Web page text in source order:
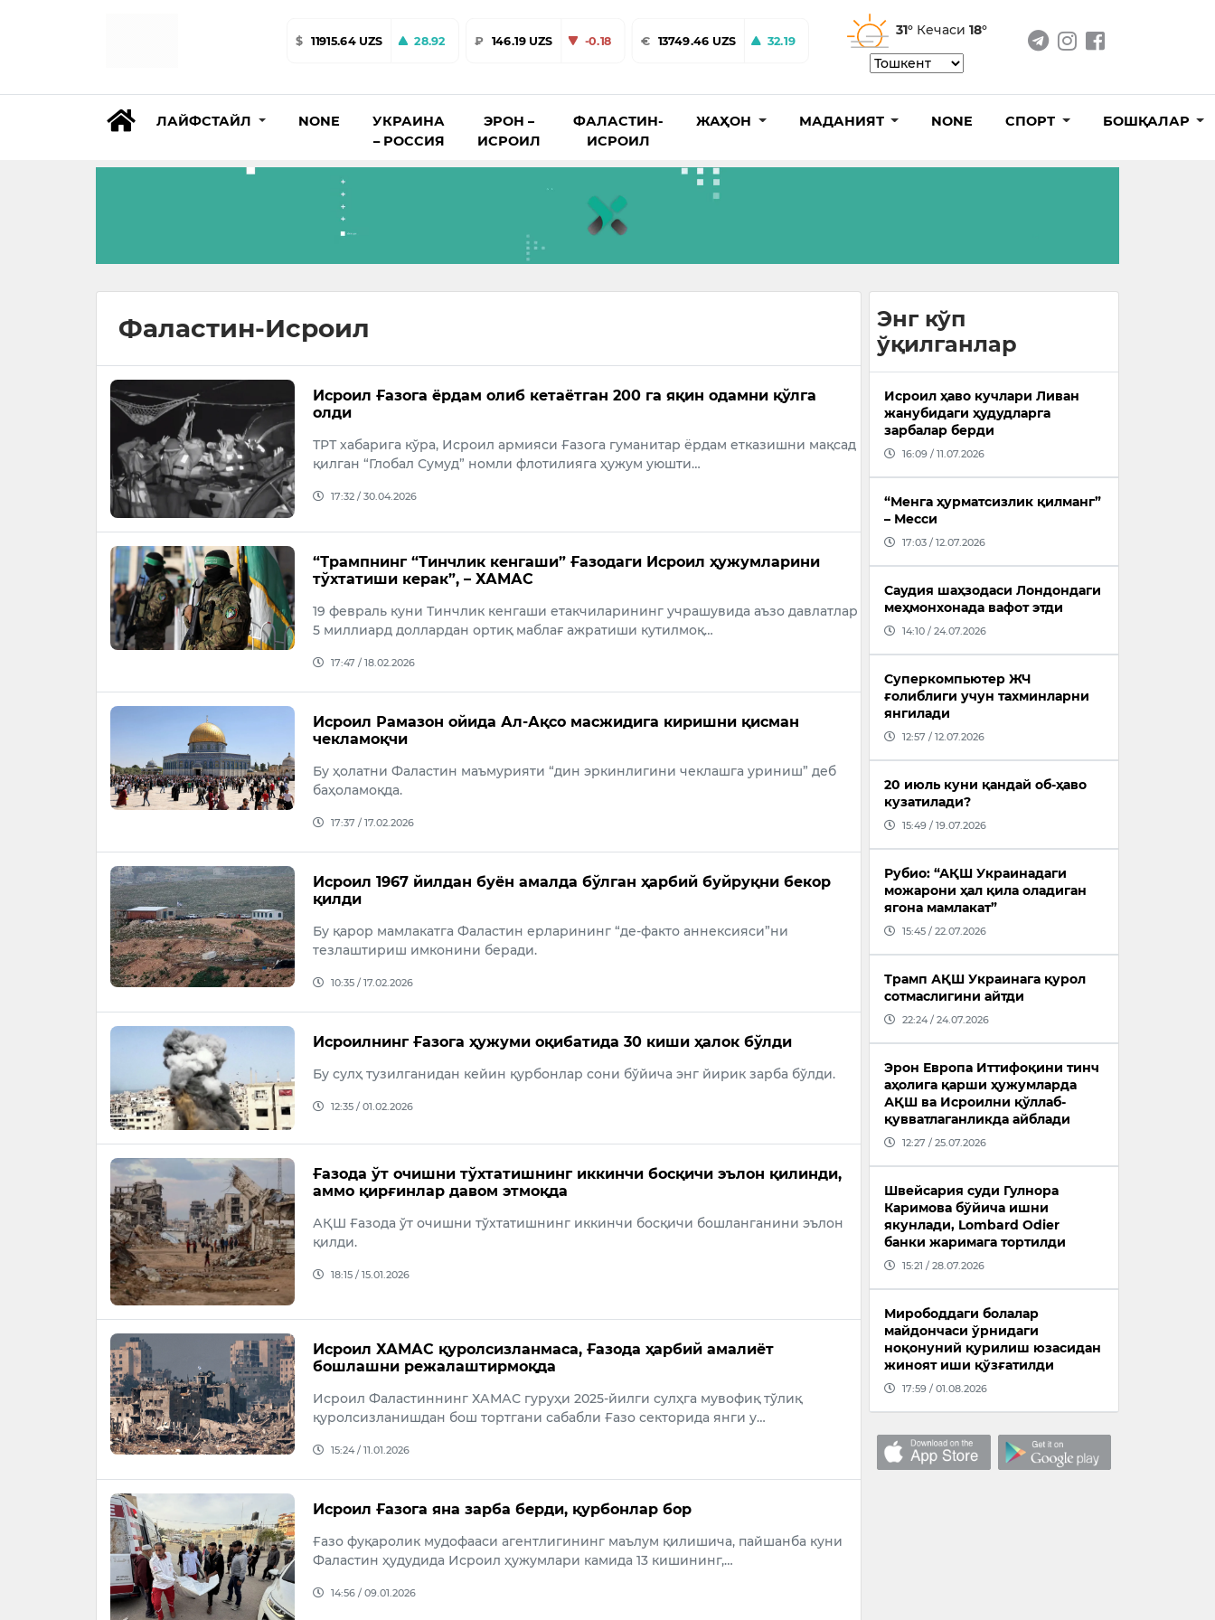
$ 11915.64 UZS 28.92 ₽ 146.19 UZS -0.18 € 13749.46 UZS 32.19
31° Кечаси 18°
ЛАЙФСТАЙЛ NONE
УКРАИНА
– РОССИЯ
ЭРОН –
ИСРОИЛ
ФАЛАСТИН-
ИСРОИЛ
ЖАҲОН МАДАНИЯТ NONE СПОРТ БОШҚАЛАР
Фаластин-Исроил
Исроил Ғазога ёрдам олиб кетаётган 200 га яқин одамни қўлга
олди
ТРТ хабарига кўра, Исроил армияси Ғазога гуманитар ёрдам етказишни мақсад
қилган “Глобал Сумуд” номли флотилияга ҳужум уюшти…
17:32 / 30.04.2026
“Трампнинг “Тинчлик кенгаши” Ғазодаги Исроил ҳужумларини
тўхтатиши керак”, – ХАМАС
19 февраль куни Тинчлик кенгаши етакчиларининг учрашувида аъзо давлатлар
5 миллиард доллардан ортиқ маблағ ажратиши кутилмоқ…
17:47 / 18.02.2026
Исроил Рамазон ойида Ал-Ақсо масжидига киришни қисман
чекламоқчи
Бу ҳолатни Фаластин маъмурияти “дин эркинлигини чеклашга уриниш” деб
баҳоламоқда.
17:37 / 17.02.2026
Исроил 1967 йилдан буён амалда бўлган ҳарбий буйруқни бекор
қилди
Бу қарор мамлакатга Фаластин ерларининг “де-факто аннексияси”ни
тезлаштириш имконини беради.
10:35 / 17.02.2026
Исроилнинг Ғазога ҳужуми оқибатида 30 киши ҳалок бўлди
Бу сулҳ тузилганидан кейин қурбонлар сони бўйича энг йирик зарба бўлди.
12:35 / 01.02.2026
Ғазода ўт очишни тўхтатишнинг иккинчи босқичи эълон қилинди,
аммо қирғинлар давом этмоқда
АҚШ Ғазода ўт очишни тўхтатишнинг иккинчи босқичи бошланганини эълон
қилди.
18:15 / 15.01.2026
Исроил ХАМАС қуролсизланмаса, Ғазода ҳарбий амалиёт
бошлашни режалаштирмоқда
Исроил Фаластиннинг ХАМАС гуруҳи 2025-йилги сулҳга мувофиқ тўлиқ
қуролсизланишдан бош тортгани сабабли Ғазо секторида янги у…
15:24 / 11.01.2026
Исроил Ғазога яна зарба берди, қурбонлар бор
Ғазо фуқаролик мудофааси агентлигининг маълум қилишича, пайшанба куни
Фаластин ҳудудида Исроил ҳужумлари камида 13 кишининг,…
14:56 / 09.01.2026
Энг кўп
ўқилганлар
Исроил ҳаво кучлари Ливан
жанубидаги ҳудудларга
зарбалар берди
16:09 / 11.07.2026
“Менга ҳурматсизлик қилманг”
– Месси
17:03 / 12.07.2026
Саудия шаҳзодаси Лондондаги
меҳмонхонада вафот этди
14:10 / 24.07.2026
Суперкомпьютер ЖЧ
ғолиблиги учун тахминларни
янгилади
12:57 / 12.07.2026
20 июль куни қандай об-ҳаво
кузатилади?
15:49 / 19.07.2026
Рубио: “АҚШ Украинадаги
можарони ҳал қила оладиган
ягона мамлакат”
15:45 / 22.07.2026
Трамп АҚШ Украинага қурол
сотмаслигини айтди
22:24 / 24.07.2026
Эрон Европа Иттифоқини тинч
аҳолига қарши ҳужумларда
АҚШ ва Исроилни қўллаб-
қувватлаганликда айблади
12:27 / 25.07.2026
Швейсария суди Гулнора
Каримова бўйича ишни
якунлади, Lombard Odier
банки жаримага тортилди
15:21 / 28.07.2026
Мирободдаги болалар
майдончаси ўрнидаги
ноқонуний қурилиш юзасидан
жиноят иши қўзғатилди
17:59 / 01.08.2026